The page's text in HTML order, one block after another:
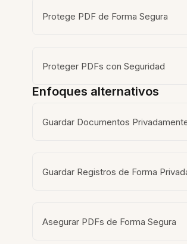
Protege PDF de Forma Segura
Proteger PDFs con Seguridad
Enfoques alternativos
Guardar Documentos
Guardar Registros de Forma
Asegurar PDFs de Forma Segura